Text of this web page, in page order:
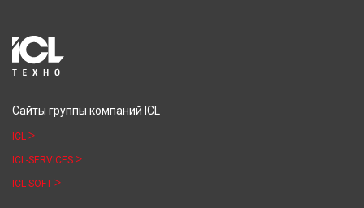
Сайты группы компаний ICL
ICL
ICL-SERVICES
ICL-SOFT